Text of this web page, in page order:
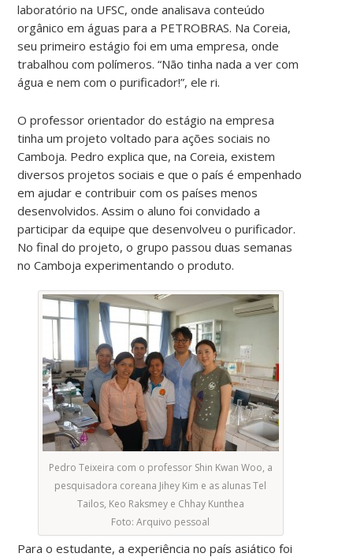
laboratório na UFSC, onde analisava conteúdo
orgânico em águas para a PETROBRAS. Na Coreia,
seu primeiro estágio foi em uma empresa, onde
trabalhou com polímeros. “Não tinha nada a ver com
água e nem com o purificador!”, ele ri.
O professor orientador do estágio na empresa
tinha um projeto voltado para ações sociais no
Camboja. Pedro explica que, na Coreia, existem
diversos projetos sociais e que o país é empenhado
em ajudar e contribuir com os países menos
desenvolvidos. Assim o aluno foi convidado a
participar da equipe que desenvolveu o purificador.
No final do projeto, o grupo passou duas semanas
no Camboja experimentando o produto.
Pedro Teixeira com o professor Shin Kwan Woo, a
pesquisadora coreana Jihey Kim e as alunas Tel
Tailos, Keo Raksmey e Chhay Kunthea
Foto: Arquivo pessoal
Para o estudante, a experiência no país asiático foi